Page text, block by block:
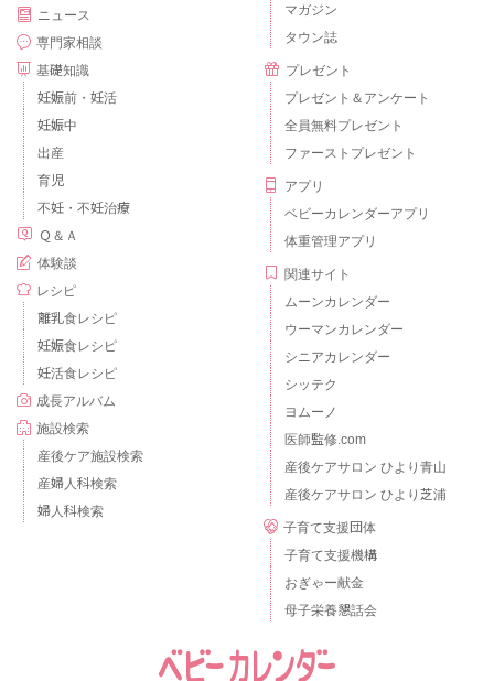
ニュース
専門家相談
基礎知識
妊娠前・妊活
妊娠中
出産
育児
不妊・不妊治療
Ｑ＆Ａ
体験談
レシピ
離乳食レシピ
妊娠食レシピ
妊活食レシピ
成長アルバム
施設検索
産後ケア施設検索
産婦人科検索
婦人科検索
マガジン
タウン誌
プレゼント
プレゼント＆アンケート
全員無料プレゼント
ファーストプレゼント
アプリ
ベビーカレンダーアプリ
体重管理アプリ
関連サイト
ムーンカレンダー
ウーマンカレンダー
シニアカレンダー
シッテク
ヨムーノ
医師監修.com
産後ケアサロン ひより青山
産後ケアサロン ひより芝浦
子育て支援団体
子育て支援機構
おぎゃー献金
母子栄養懇話会